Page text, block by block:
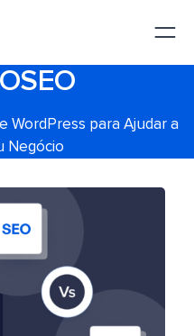
WordPress para Ajudar a
Negócio